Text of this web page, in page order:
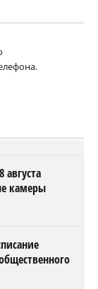
августа
камеры